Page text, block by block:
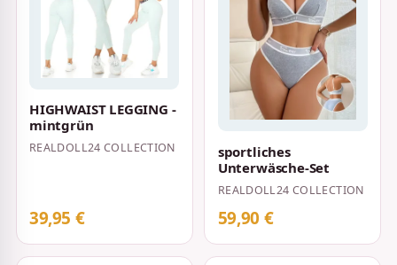
HIGHWAIST LEGGING -
mintgrün
REALDOLL24 COLLECTION
39,95 €
sportliches
Unterwäsche-Set
REALDOLL24 COLLECTION
59,90 €